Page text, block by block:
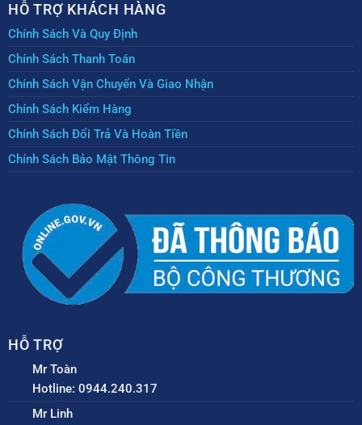
HỖ TRỢ KHÁCH HÀNG
Chính Sách Và Quy Định
Chính Sách Thanh Toán
Chính Sách Vận Chuyển Và Giao Nhận
Chính Sách Kiểm Hàng
Chính Sách Đổi Trả Và Hoàn Tiền
Chính Sách Bảo Mật Thông Tin
HỖ TRỢ
Mr Toàn
Hotline: 0944.240.317
Mr Linh